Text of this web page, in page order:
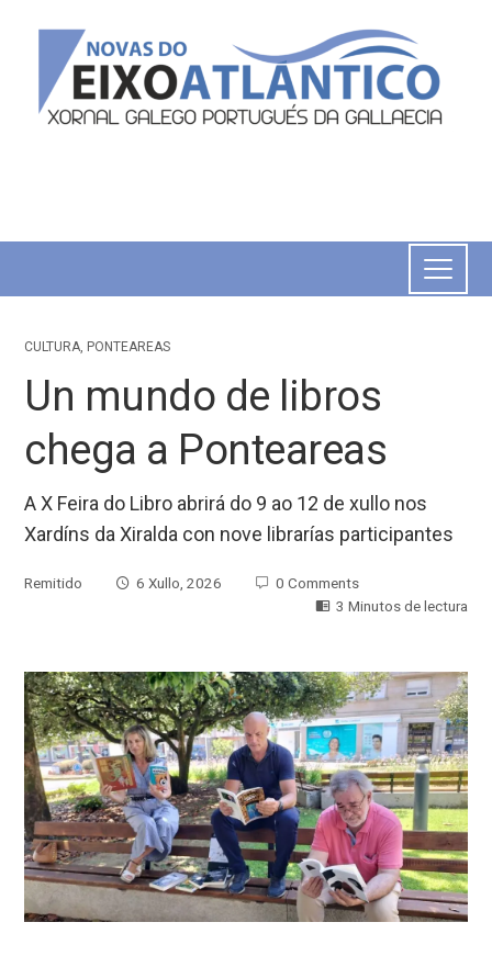
CULTURA, PONTEAREAS
Un mundo de libros
chega a Ponteareas
A X Feira do Libro abrirá do 9 ao 12 de xullo nos
Xardíns da Xiralda con nove librarías participantes
Remitido 6 Xullo, 2026
0 Comments
3 Minutos de lectura